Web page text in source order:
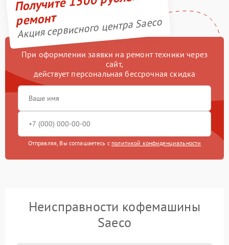
ремонт
Акция сервисного центра Saeco
При оформлении заявки на ремонт техники через
сайт,
действует персональная бессрочная скидка
Отправляя, Вы соглашаетесь с политикой конфиденциальности
Неисправности кофемашины
Saeco